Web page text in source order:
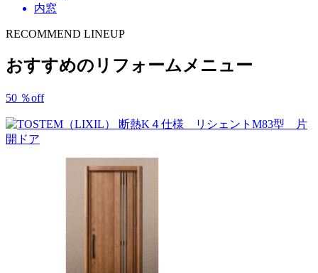
内窓
RECOMMEND LINEUP
おすすめのリフォームメニュー
50 ％off